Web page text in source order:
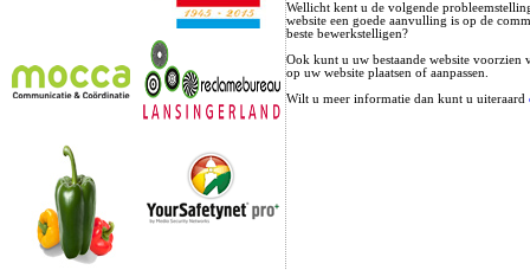
Wellicht kent u de volgende
website een goede aanvulling is op de
beste bewerkstelligen?
Ook kunt u uw bestaande website voorzien
op uw website plaatsen of aanpassen.
Wilt u meer informatie dan kunt u uiteraard